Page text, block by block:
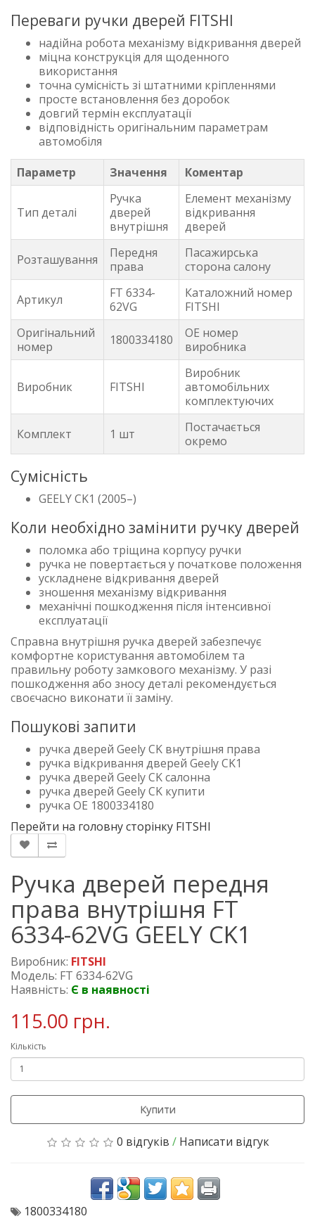
Переваги ручки дверей FITSHI
надійна робота механізму відкривання дверей
міцна конструкція для щоденного
використання
точна сумісність зі штатними кріпленнями
просте встановлення без доробок
довгий термін експлуатації
відповідність оригінальним параметрам
автомобіля
Параметр
Значення Коментар
Тип деталі
Ручка
дверей
внутрішня
Елемент механізму
відкривання
дверей
Розташування
Передня
права
Пасажирська
сторона салону
Артикул
FT 6334-
62VG
Каталожний номер
FITSHI
Оригінальний
номер
1800334180
OE номер
виробника
Виробник FITSHI
Виробник
автомобільних
комплектуючих
Комплект 1 шт
Постачається
окремо
Сумісність
GEELY CK1 (2005–)
Коли необхідно замінити ручку дверей
поломка або тріщина корпусу ручки
ручка не повертається у початкове положення
ускладнене відкривання дверей
зношення механізму відкривання
механічні пошкодження після інтенсивної
експлуатації
Справна внутрішня ручка дверей забезпечує
комфортне користування автомобілем та
правильну роботу замкового механізму. У разі
пошкодження або зносу деталі рекомендується
своєчасно виконати її заміну.
Пошукові запити
ручка дверей Geely CK внутрішня права
ручка відкривання дверей Geely CK1
ручка дверей Geely CK салонна
ручка дверей Geely CK купити
ручка OE 1800334180
Перейти на головну сторінку FITSHI
Ручка дверей передня
права внутрішня FT
6334-62VG GEELY CK1
Виробник: FITSHI
Модель: FT 6334-62VG
Наявність: Є в наявності
115.00 грн.
Кількість
Купити
0 відгуків / Написати відгук
1800334180